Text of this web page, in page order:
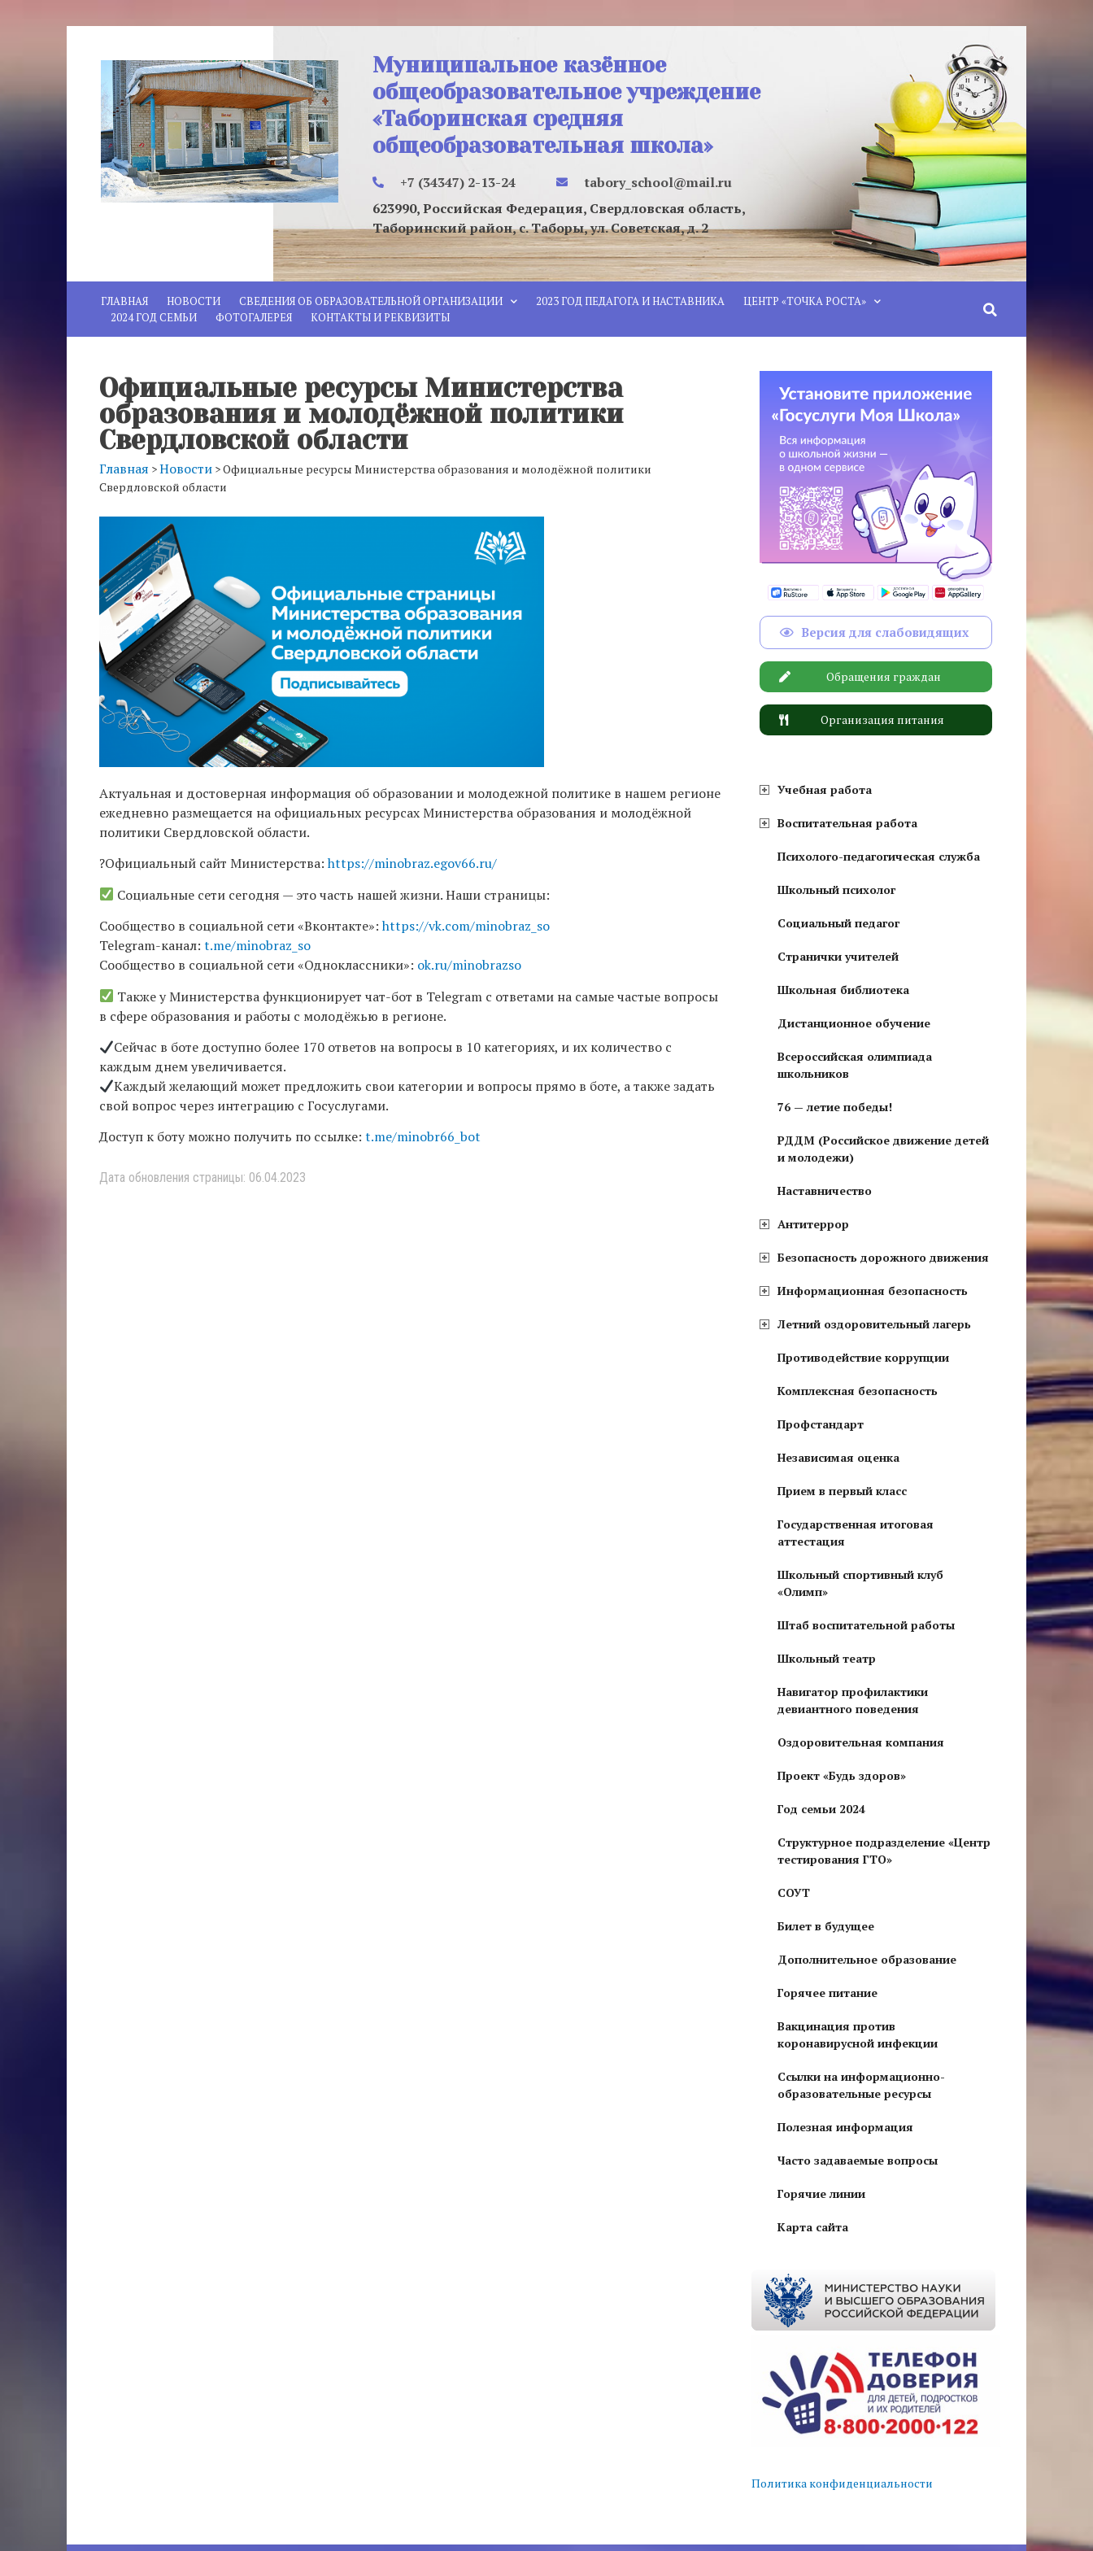
Муниципальное казённое
общеобразовательное учреждение
«Таборинская средняя
общеобразовательная школа»
+7 (34347) 2-13-24
tabory_school@mail.ru
623990, Российская Федерация, Свердловская область,
Таборинский район, с. Таборы, ул. Советская, д. 2
ГЛАВНАЯ НОВОСТИ СВЕДЕНИЯ ОБ ОБРАЗОВАТЕЛЬНОЙ ОРГАНИЗАЦИИ 2023 ГОД ПЕДАГОГА И НАСТАВНИКА
ЦЕНТР «ТОЧКА РОСТА»
2024 ГОД СЕМЬИ
ФОТОГАЛЕРЕЯ КОНТАКТЫ И РЕКВИЗИТЫ
Официальные ресурсы Министерства
образования и молодёжной политики
Свердловской области
Главная >Новости >Официальные ресурсы Министерства образования и молодёжной политики
Свердловской области
Актуальная и достоверная информация об образовании и молодежной политике в нашем регионе
ежедневно размещается на официальных ресурсах Министерства образования и молодёжной
политики Свердловской области.
?Официальный сайт Министерства:https://minobraz.egov66.ru/
Социальные сети сегодня — это часть нашей жизни. Наши страницы:
Сообщество в социальной сети «Вконтакте»:https://vk.com/minobraz_so
Telegram-канал: t.me/minobraz_so
Сообщество в социальной сети «Одноклассники»: ok.ru/minobrazso
Также у Министерства функционирует чат-бот в Telegram с ответами на самые частые вопросы
в сфере образования и работы с молодёжью в регионе.
Сейчас в боте доступно более 170 ответов на вопросы в 10 категориях, и их количество с
каждым днем увеличивается.
Каждый желающий может предложить свои категории и вопросы прямо в боте, а также задать
свой вопрос через интеграцию с Госуслугами.
Доступ к боту можно получить по ссылке: t.me/minobr66_bot
Дата обновления страницы: 06.04.2023
Версия для слабовидящих
Обращения граждан
Организация питания
Учебная работа
Воспитательная работа
Психолого-педагогическая служба
Школьный психолог
Социальный педагог
Странички учителей
Школьная библиотека
Дистанционное обучение
Всероссийская олимпиада
школьников
76 — летие победы!
РДДМ (Российское движение детей
и молодежи)
Наставничество
Антитеррор
Безопасность дорожного движения
Информационная безопасность
Летний оздоровительный лагерь
Противодействие коррупции
Комплексная безопасность
Профстандарт
Независимая оценка
Прием в первый класс
Государственная итоговая
аттестация
Школьный спортивный клуб
«Олимп»
Штаб воспитательной работы
Школьный театр
Навигатор профилактики
девиантного поведения
Оздоровительная компания
Проект «Будь здоров»
Год семьи 2024
Структурное подразделение «Центр
тестирования ГТО»
СОУТ
Билет в будущее
Дополнительное образование
Горячее питание
Вакцинация против
коронавирусной инфекции
Ссылки на информационно-
образовательные ресурсы
Полезная информация
Часто задаваемые вопросы
Горячие линии
Карта сайта
Политика конфиденциальности